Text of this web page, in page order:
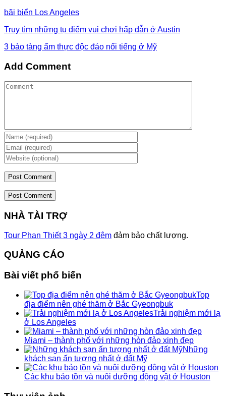
bãi biển Los Angeles
Truy tìm những tụ điểm vui chơi hấp dẫn ở Austin
3 bảo tàng ẩm thực độc đáo nổi tiếng ở Mỹ
Add Comment
Post Comment
NHÀ TÀI TRỢ
Tour Phan Thiết 3 ngày 2 đêm đảm bảo chất lượng.
QUẢNG CÁO
Bài viết phổ biến
Top
địa điểm nên ghé thăm ở Bắc Gyeongbuk
Trải nghiệm mới lạ
ở Los Angeles
Miami – thành phố với những hòn đảo xinh đẹp
Những
khách sạn ấn tượng nhất ở đất Mỹ
Các khu bảo tồn và nuôi dưỡng động vật ở Houston